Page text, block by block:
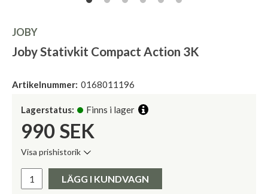
JOBY
Joby Stativkit Compact Action 3K
Artikelnummer: 0168011196
Lagerstatus: Finns i lager
990 SEK
Visa prishistorik
Pris:
LÄGG I KUNDVAGN